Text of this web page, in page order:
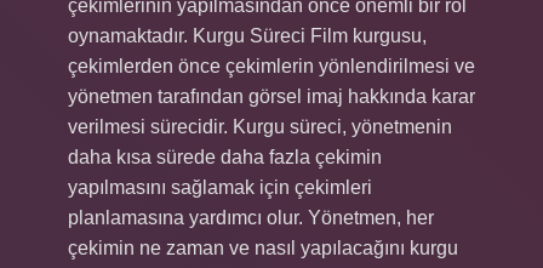
çekimlerinin yapılmasından önce önemli bir rol
oynamaktadır. Kurgu Süreci Film kurgusu,
çekimlerden önce çekimlerin yönlendirilmesi ve
yönetmen tarafından görsel imaj hakkında karar
verilmesi sürecidir. Kurgu süreci, yönetmenin
daha kısa sürede daha fazla çekimin
yapılmasını sağlamak için çekimleri
planlamasına yardımcı olur. Yönetmen, her
çekimin ne zaman ve nasıl yapılacağını kurgu